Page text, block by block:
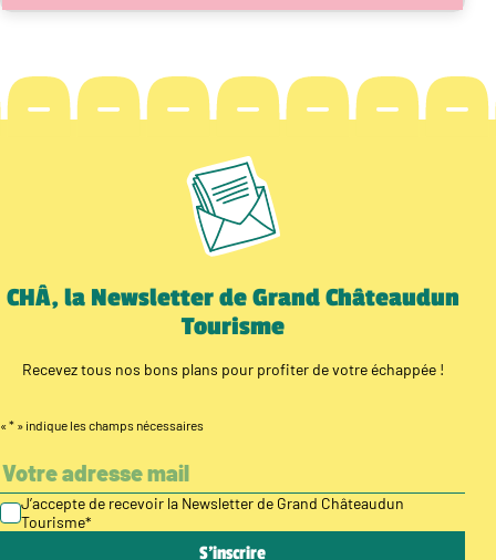
CHÂ, la Newsletter de Grand Châteaudun
Tourisme
Recevez tous nos bons plans pour profiter de votre échappée !
« * » indique les champs nécessaires
J’accepte de recevoir la Newsletter de Grand Châteaudun
Tourisme*